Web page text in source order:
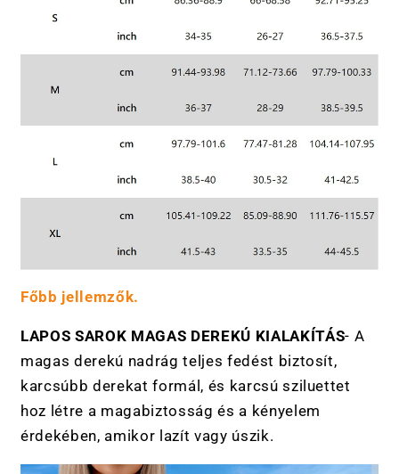
a
t
t
o
m
Főbb jellemzők.
LAPOS SAROK MAGAS DEREKÚ KIALAKÍTÁS- A
magas derekú nadrág teljes fedést biztosít,
karcsúbb derekat formál, és karcsú sziluettet
hoz létre a magabiztosság és a kényelem
érdekében, amikor lazít vagy úszik.